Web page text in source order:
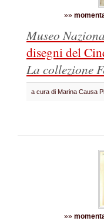
»»
Museo
disegni del
La collezione
a cura di Marina Causa
»»